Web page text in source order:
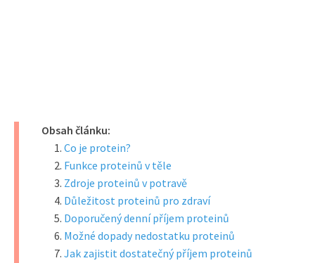
Obsah článku:
Co je protein?
Funkce proteinů v těle
Zdroje proteinů v potravě
Důležitost proteinů pro zdraví
Doporučený denní příjem proteinů
Možné dopady nedostatku proteinů
Jak zajistit dostatečný příjem proteinů